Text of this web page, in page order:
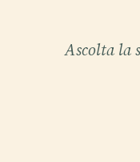
Ascolta la